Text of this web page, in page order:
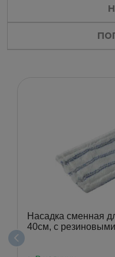
Насадка сменная
40см, с